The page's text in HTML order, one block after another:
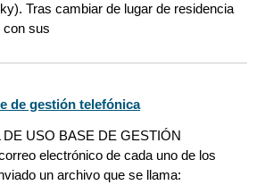
Tras cambiar de lugar de residencia
con sus
de gestión telefónica
DE USO BASE DE GESTIÓN
electrónico de cada uno de los
un archivo que se llama: